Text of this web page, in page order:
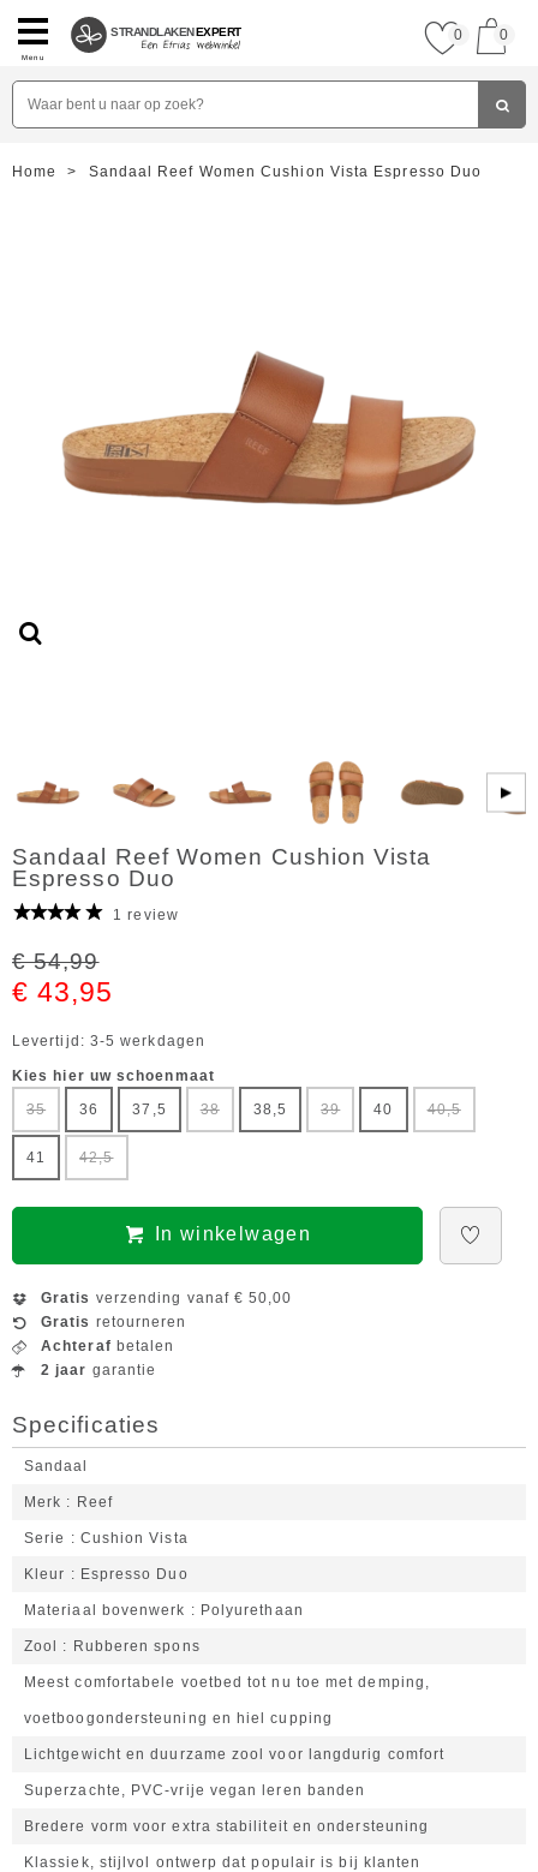
Menu
STRANDLAKENEXPERT 0 0
Home > Sandaal Reef Women Cushion Vista Espresso Duo
▶
Sandaal Reef Women Cushion Vista
Espresso Duo
1 review
€ 54,99
€ 43,95
Levertijd: 3-5 werkdagen
Kies hier uw schoenmaat
35
36 37,5 38 38,5 39 40 40,5
41 42,5
In winkelwagen
Gratis verzending vanaf € 50,00
Gratis retourneren
Achteraf betalen
2 jaar garantie
Specificaties
Sandaal
Merk Reef
Serie Cushion Vista
Kleur Espresso Duo
Materiaal bovenwerk Polyurethaan
Zool Rubberen spons
Meest comfortabele voetbed tot nu toe met demping,
voetboogondersteuning en hiel cupping
Lichtgewicht en duurzame zool voor langdurig comfort
Superzachte, PVC-vrije vegan leren banden
Bredere vorm voor extra stabiliteit en ondersteuning
Klassiek, stijlvol ontwerp dat populair is bij klanten